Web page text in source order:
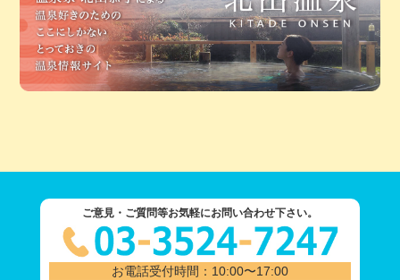
ご意見・ご質問等お気軽にお問い合わせ下さい。
お電話受付時間：10:00〜17:00